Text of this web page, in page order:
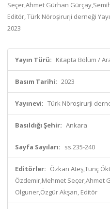
Seçer,Ahmet Gürhan
Editör, Türk Nöroşirurji derneği
2023
Yayın Türü: Kitapta Bölüm /
Basım Tarihi: 2023
Yayınevi: Türk Nöroşirurji
Basıldığı Şehir: Ankara
Sayfa Sayıları: ss.235-240
Editörler: Özkan Ateş,Tunç
Özdemir,Mehmet Seçer,Ahmet
Olguner,Özgür Akşan, Editör